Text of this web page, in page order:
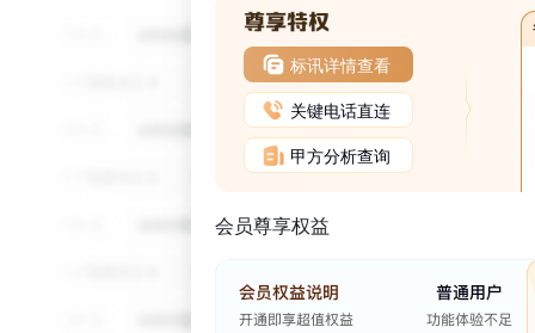
标讯详情查看
关键电话直连
甲方分析查询
会员尊享权益